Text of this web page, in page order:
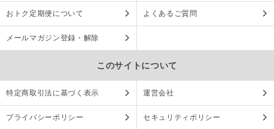
おトク定期便について よくあるご質問
メールマガジン登録・解除
このサイトについて
特定商取引法に基づく表示 運営会社
プライバシーポリシー セキュリティポリシー